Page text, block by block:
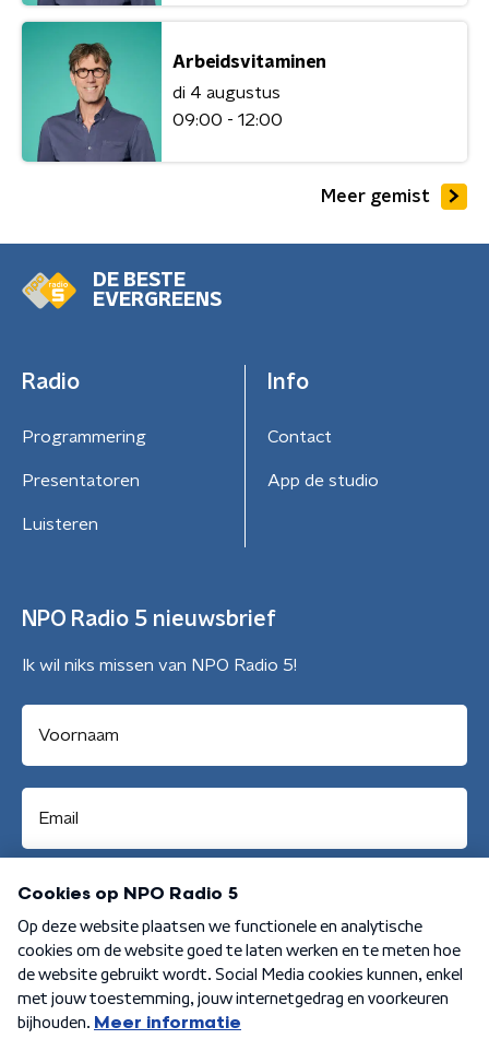
Arbeidsvitaminen
di 4 augustus
09:00 - 12:00
Meer gemist
DE BESTE
EVERGREENS
Radio
Programmering
Presentatoren
Luisteren
Info
Contact
App de studio
NPO Radio 5 nieuwsbrief
Ik wil niks missen van NPO Radio 5!
Aanmelden
Algemene voorwaarden